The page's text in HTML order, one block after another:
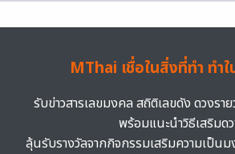
MThai เชื่อในสิ่งที่ทำ ทำ
รับข่าวสารเลขมงคล สถิติเลขดัง ดวงรา
พร้อมแนะนำวิธีเสริมด
ลุ้นรับรางวัลจากกิจกรรมเสริมความเป็น